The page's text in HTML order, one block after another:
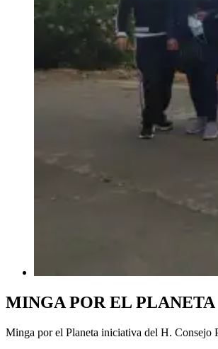
MINGA POR EL PLANETA
Minga por el Planeta iniciativa del H. Consejo